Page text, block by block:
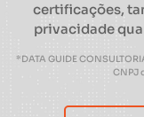
certificações,
privacidade
*DATA GUIDE
CNPJ